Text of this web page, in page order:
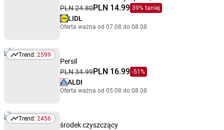
PLN 24.80PLN 14.99 39% taniej
LIDL
Oferta ważna od 07.08 do 08.08
Trend: 2599
Trend: 2599
Persil
PLN 34.99PLN 16.99 -51%
ALDI
Oferta ważna od 05.08 do 08.08
Trend: 2456
Trend: 2456
środek czyszczący